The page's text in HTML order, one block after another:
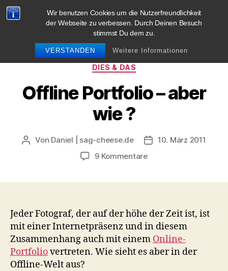
Wir benutzen Cookies um die Nutzerfreundlichkeit
der Webseite zu verbessen. Durch Deinen Besuch
stimmst Du dem zu.
VERSTANDEN Weitere Informationen
blog.sag-cheese.de
Kategorien
DIES & DAS
Offline Portfolio – aber
wie ?
Beitragsautor
Von Daniel | sag-cheese.de Beitragsdatum
10. März 2011
9 Kommentarezu
wie
?
Jeder Fotograf, der auf der höhe der Zeit ist, ist
mit einer Internetpräsenz und in diesem
Zusammenhang auch mit einem Online-
Portfoliovertreten. Wie sieht es aber in der
Offline-Welt aus?